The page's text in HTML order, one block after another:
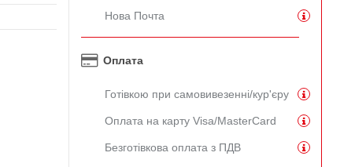
Нова Почта
Оплата
Готівкою при самовивезенні/кур'єру
Оплата на карту Visa/MasterCard
Безготівкова оплата з ПДВ